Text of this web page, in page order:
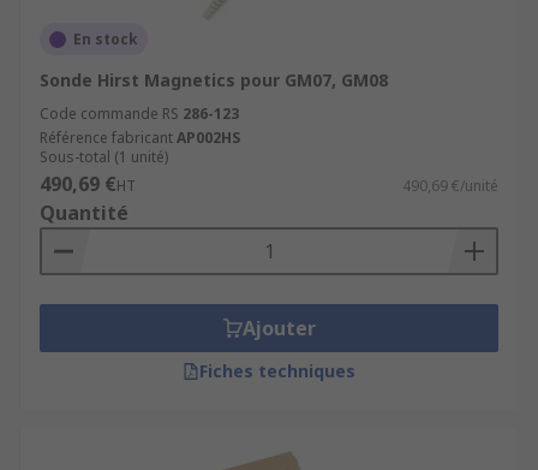
En stock
Sonde Hirst Magnetics pour GM07, GM08
Code commande RS 286-123
Référence fabricantAP002HS
Sous-total (1 unité)
490,69 €HT 490,69 €/unité
Quantité
Ajouter
Fiches techniques